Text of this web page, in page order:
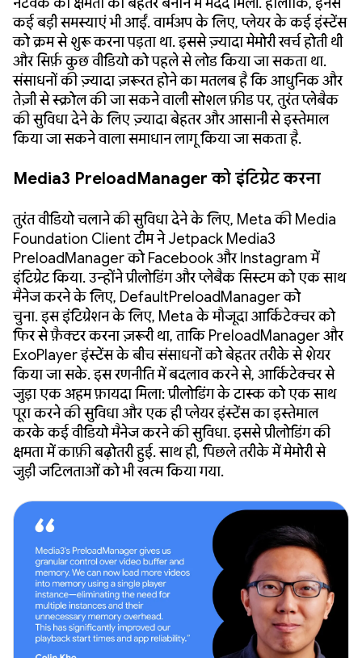
कई बड़ी समस्याएं भी आईं. वार्मअप के लिए, प्लेयर के कई इंस्टेंस
को क्रम से शुरू करना पड़ता था. इससे ज़्यादा मेमोरी खर्च होती थी
और सिर्फ़ कुछ वीडियो को पहले से लोड किया जा सकता था.
संसाधनों की ज़्यादा ज़रूरत होने का मतलब है कि आधुनिक और
तेज़ी से स्क्रोल की जा सकने वाली सोशल फ़ीड पर, तुरंत प्लेबैक
की सुविधा देने के लिए ज़्यादा बेहतर और आसानी से इस्तेमाल
किया जा सकने वाला समाधान लागू किया जा सकता है.
Media3 PreloadManager को इंटिग्रेट करना
तुरंत वीडियो चलाने की सुविधा देने के लिए, Meta की Media
Foundation Client टीम ने Jetpack Media3
PreloadManager को Facebook और Instagram में
इंटिग्रेट किया. उन्होंने प्रीलोडिंग और प्लेबैक सिस्टम को एक साथ
मैनेज करने के लिए, DefaultPreloadManager को
चुना. इस इंटिग्रेशन के लिए, Meta के मौजूदा आर्किटेक्चर को
फिर से फ़ैक्टर करना ज़रूरी था, ताकि PreloadManager और
ExoPlayer इंस्टेंस के बीच संसाधनों को बेहतर तरीके से शेयर
किया जा सके. इस रणनीति में बदलाव करने से, आर्किटेक्चर से
जुड़ा एक अहम फ़ायदा मिला: प्रीलोडिंग के टास्क को एक साथ
पूरा करने की सुविधा और एक ही प्लेयर इंस्टेंस का इस्तेमाल
करके कई वीडियो मैनेज करने की सुविधा. इससे प्रीलोडिंग की
क्षमता में काफ़ी बढ़ोतरी हुई. साथ ही, पिछले तरीके में मेमोरी से
जुड़ी जटिलताओं को भी खत्म किया गया.